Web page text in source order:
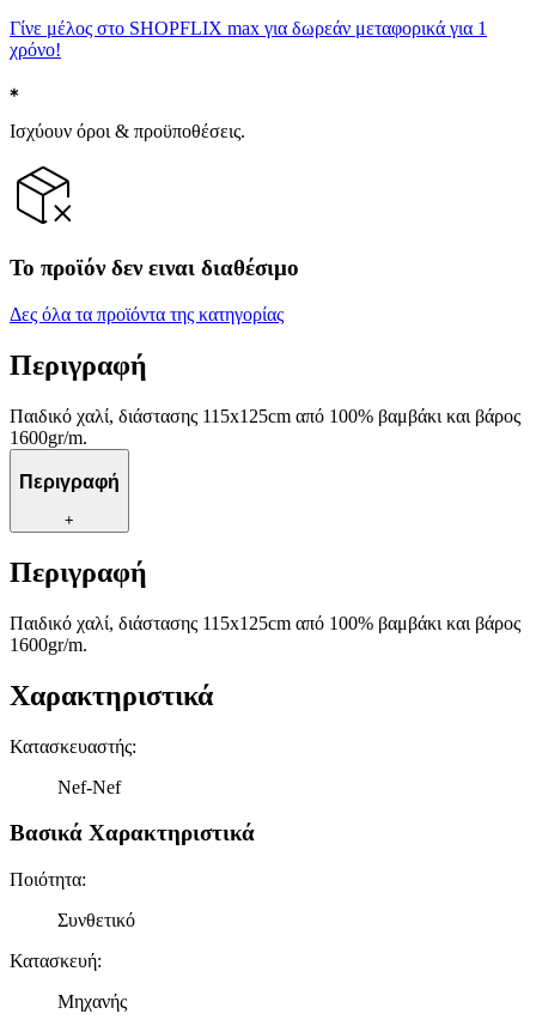
Γίνε μέλος στο SHOPFLIX max για δωρεάν μεταφορικά για 1
χρόνο!
Ισχύουν όροι & προϋποθέσεις.
Το προϊόν δεν ειναι διαθέσιμο
Δες όλα τα προϊόντα της κατηγορίας
Περιγραφή
Παιδικό χαλί, διάστασης 115x125cm από 100% βαμβάκι και βάρος
1600gr/m.
Περιγραφή
+
Περιγραφή
Παιδικό χαλί, διάστασης 115x125cm από 100% βαμβάκι και βάρος
1600gr/m.
Χαρακτηριστικά
Κατασκευαστής:
Nef-Nef
Βασικά Χαρακτηριστικά
Ποιότητα:
Συνθετικό
Κατασκευή:
Μηχανής